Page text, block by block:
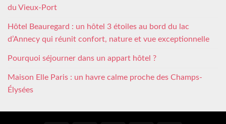
du Vieux-Port
Hôtel Beauregard : un hôtel 3 étoiles au bord du lac
d’Annecy qui réunit confort, nature et vue exceptionnelle
Pourquoi séjourner dans un appart hôtel ?
Maison Elle Paris : un havre calme proche des Champs-
Élysées